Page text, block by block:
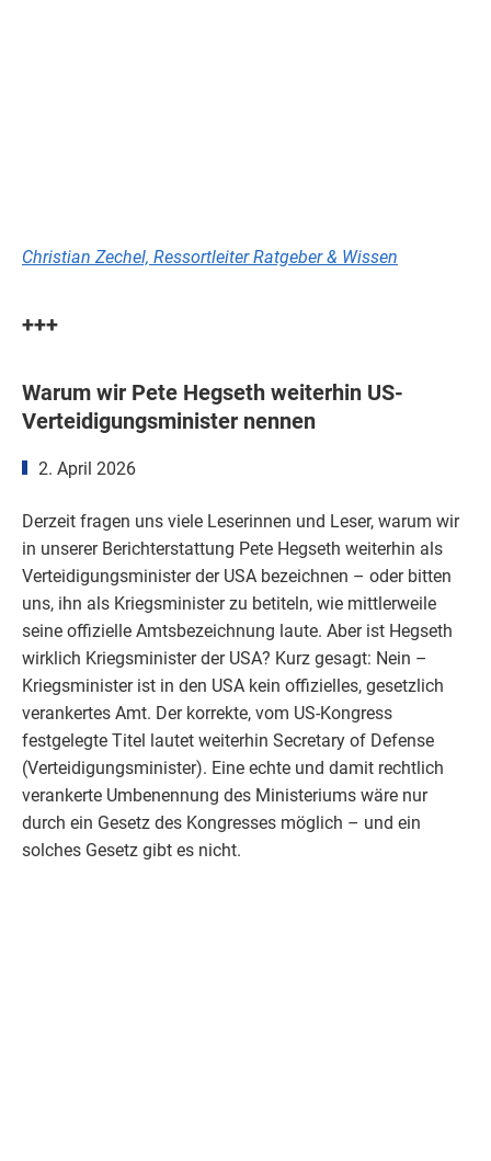
Christian Zechel, Ressortleiter Ratgeber & Wissen
+++
Warum wir Pete Hegseth weiterhin US-
Verteidigungsminister nennen
2. April 2026
Derzeit fragen uns viele Leserinnen und Leser, warum wir
in unserer Berichterstattung Pete Hegseth weiterhin als
Verteidigungsminister der USA bezeichnen – oder bitten
uns, ihn als Kriegsminister zu betiteln, wie mittlerweile
seine offizielle Amtsbezeichnung laute. Aber ist Hegseth
wirklich Kriegsminister der USA? Kurz gesagt: Nein –
Kriegsminister ist in den USA kein offizielles, gesetzlich
verankertes Amt. Der korrekte, vom US-Kongress
festgelegte Titel lautet weiterhin Secretary of Defense
(Verteidigungsminister). Eine echte und damit rechtlich
verankerte Umbenennung des Ministeriums wäre nur
durch ein Gesetz des Kongresses möglich – und ein
solches Gesetz gibt es nicht.